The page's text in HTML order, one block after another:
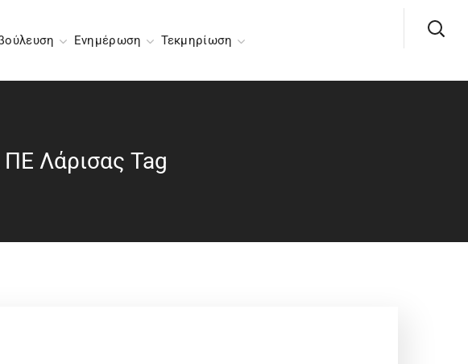
Ενημέρωση Τεκμηρίωση
Λάρισας Tag